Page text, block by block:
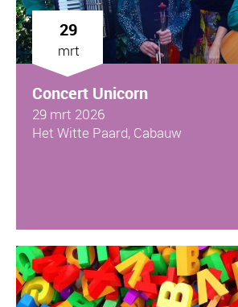
29
mrt
Concert Unicorn
29 mrt 2026
Het Witte Paard, Cabauw